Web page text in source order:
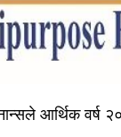
आर्थिक वर्ष